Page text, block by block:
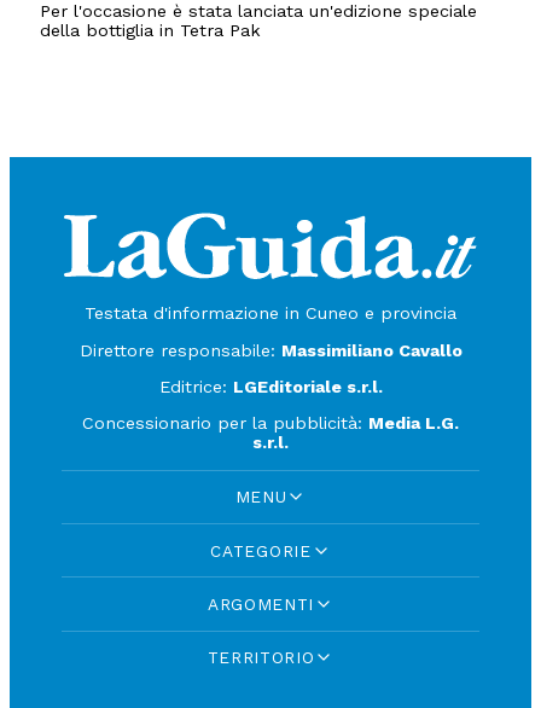
Per l'occasione è stata lanciata un'edizione speciale
della bottiglia in Tetra Pak
Testata d'informazione in Cuneo e provincia
Direttore responsabile: Massimiliano Cavallo
Editrice: LGEditoriale s.r.l.
Concessionario per la pubblicità: Media L.G.
s.r.l.
MENU
CATEGORIE
ARGOMENTI
TERRITORIO